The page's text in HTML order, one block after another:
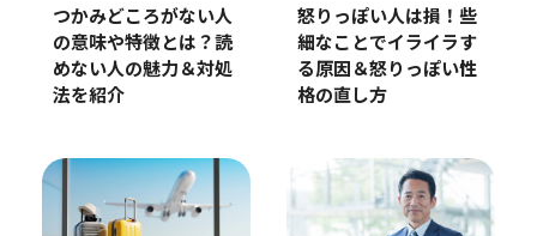
つかみどころがない人
の意味や特徴とは？読
めない人の魅力＆対処
法を紹介
怒りっぽい人は損！些
細なことでイライラす
る原因＆怒りっぽい性
格の直し方